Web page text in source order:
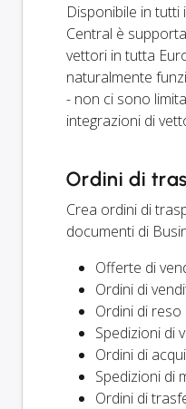
Disponibile in tutti
Central è
vettori in tutta
naturalmente
- non ci sono
integrazioni di
Ordini di
Crea ordini di
documenti di
Offerte di
Ordini di
Ordini di reso
Spedizioni di
Ordini di
Spedizioni di
Ordini di